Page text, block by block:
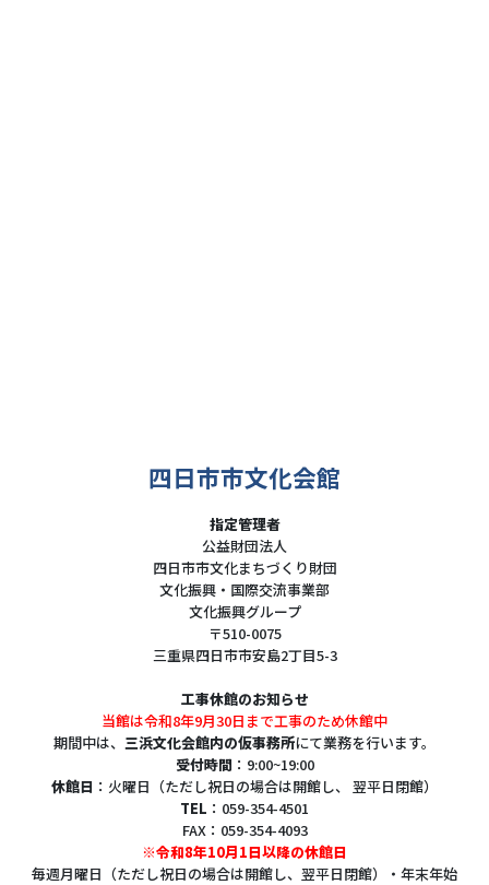
四日市市文化会館
指定管理者
公益財団法人
四日市市文化まちづくり財団
文化振興・国際交流事業部
文化振興グループ
〒510-0075
三重県四日市市安島2丁目5-3
工事休館のお知らせ
当館は令和8年9月30日まで工事のため休館中
期間中は、 三浜文化会館内の仮事務所にて業務を行います。
受付時間 ：9:00~19:00
休館日 ：火曜日（ただし祝日の場合は開館し、 翌平日閉館）
TEL ：059-354-4501
FAX：059-354-4093
※令和8年10月1日以降の休館日
毎週月曜日（ただし祝日の場合は開館し、翌平日閉館）・年末年始